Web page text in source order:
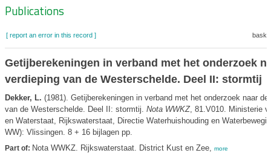
Zoeknavigatie
Publications
[ report an error in this record ]
Getijberekeningen in verband met het onderzoek
verdieping van de Westerschelde. Deel II: stormtij
Dekker, L. (1981). Getijberekeningen in verband met het onderzoek naar de
van de Westerschelde. Deel II: stormtij. Nota WWKZ, 81.V010. Ministerie
en Waterstaat, Rijkswaterstaat, Directie Waterhuishouding en
WW): Vlissingen. 8 + 16 bijlagen pp.
Part of: Nota WWKZ. Rijkswaterstaat. District Kust en Zee, more